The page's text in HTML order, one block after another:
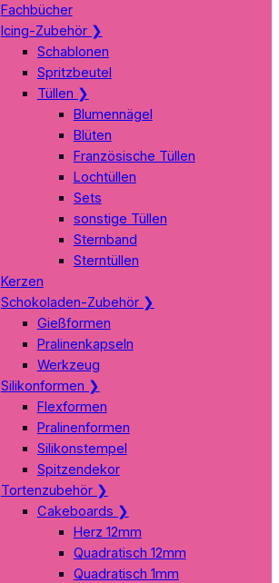
Fachbücher
Icing-Zubehör ❯
Schablonen
Spritzbeutel
Tüllen ❯
Blumennägel
Blüten
Französische Tüllen
Lochtüllen
Sets
sonstige Tüllen
Sternband
Sterntüllen
Kerzen
Schokoladen-Zubehör ❯
Gießformen
Pralinenkapseln
Werkzeug
Silikonformen ❯
Flexformen
Pralinenformen
Silikonstempel
Spitzendekor
Tortenzubehör ❯
Cakeboards ❯
Herz 12mm
Quadratisch 12mm
Quadratisch 1mm